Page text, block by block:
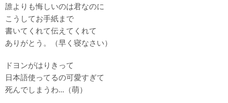
誰よりも悔しいのは君なのに
こうしてお手紙まで
書いてくれて伝えてくれて
ありがとう。（早く寝なさい）
ドヨンがはりきって
日本語使ってるの可愛すぎて
死んでしまうわ…（萌）